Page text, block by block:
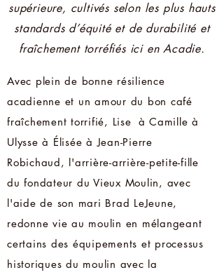
Avec plein de bonne résilience
acadienne et un amour du bon café
fraîchement torrifié, Lise à Camille à
Ulysse à Élisée à Jean-Pierre
Robichaud, l'arrière-arrière-petite-fille
du fondateur du Vieux Moulin, avec
l'aide de son mari Brad LeJeune,
redonne vie au moulin en mélangeant
certains des équipements et processus
historiques du moulin avec la
supérieure, cultivés selon les plus hauts
standards d’équité et de durabilité et
fraîchement torréfiés ici en Acadie.